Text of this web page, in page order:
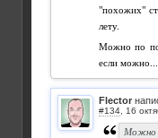
"похожих"
лету.
Можно по
если можно...
Flector
#134
Можно